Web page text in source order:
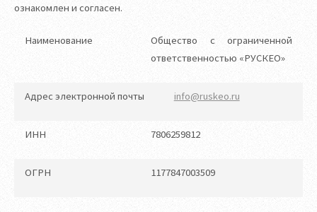
ознакомлен и согласен.
Наименование
Общество с ограниченной
ответственностью «РУСКЕО»
Адрес электронной почты info@ruskeo.ru
ИНН 7806259812
ОГРН 1177847003509